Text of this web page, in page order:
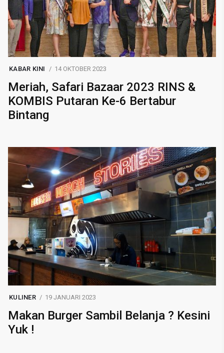
KABAR KINI 14 OKTOBER 2023
Meriah, Safari Bazaar 2023 RINS &
KOMBIS Putaran Ke-6 Bertabur
Bintang
KULINER 19 JANUARI 2023
Makan Burger Sambil Belanja ? Kesini
Yuk !